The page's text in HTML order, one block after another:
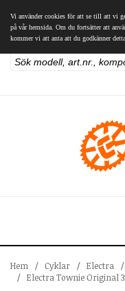
Vi använder cookies för att se till att vi
på vår hemsida. Om du fortsätter att
kommer vi att anta att du godkänner detta.
Hem / Cyklar / Electra /
/ Electra Townie Original